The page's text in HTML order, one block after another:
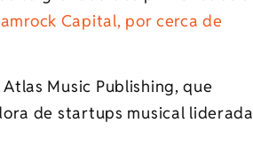
Capital, por cerca de
Music Publishing, que
de startups musical liderada